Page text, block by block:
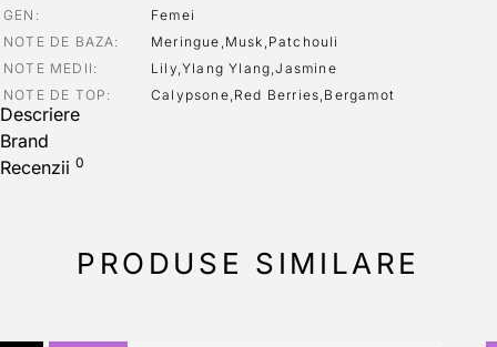
GEN
Femei
NOTE DE BAZA
Meringue,Musk,Patchouli
NOTE MEDII
Lily,Ylang Ylang,Jasmine
NOTE DE TOP
Calypsone,Red Berries,Bergamot
Descriere
Brand
Recenzii 0
PRODUSE SIMILARE